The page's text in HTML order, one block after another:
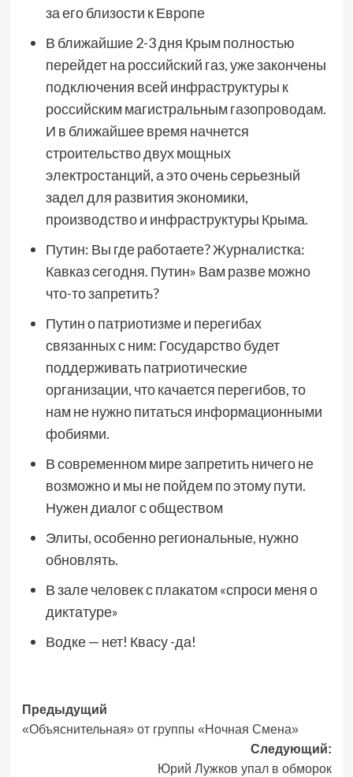
за его близости к Европе
В ближайшие 2-3 дня Крым полностью
перейдет на российский газ, уже закончены
подключения всей инфраструктуры к
российским магистральным газопроводам.
И в ближайшее время начнется
строительство двух мощных
электростанций, а это очень серьезный
задел для развития экономики,
производство и инфраструктуры Крыма.
Путин: Вы где работаете? Журналистка:
Кавказ сегодня. Путин» Вам разве можно
что-то запретить?
Путин о патриотизме и перегибах
связанных с ним: Государство будет
поддерживать патриотические
организации, что качается перегибов, то
нам не нужно питаться информационными
фобиями.
В современном мире запретить ничего не
возможно и мы не пойдем по этому пути.
Нужен диалог с обществом
Элиты, особенно региональные, нужно
обновлять.
В зале человек с плакатом «спроси меня о
диктатуре»
Водке — нет! Квасу -да!
Навигация
записи
Предыдущий
«Объяснительная» от группы «Ночная Смена»
Следующий:
Юрий Лужков упал в обморок